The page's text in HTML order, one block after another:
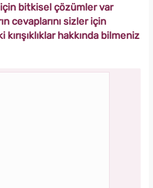
için bitkisel çözümler var
cevaplarını sizler için
kırışıklıklar hakkında bilmeniz